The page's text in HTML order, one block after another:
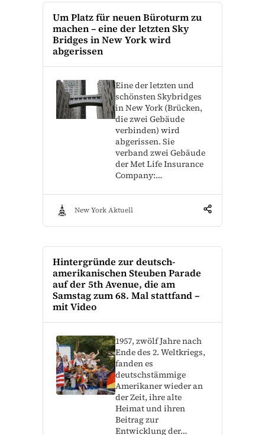
Um Platz für neuen Büroturm zu
machen – eine der letzten Sky
Bridges in New York wird
abgerissen
Eine der letzten und
schönsten Skybridges
in New York (Brücken,
die zwei Gebäude
verbinden) wird
abgerissen. Sie
verband zwei Gebäude
der Met Life Insurance
Company:…
New York Aktuell
Hintergründe zur deutsch-
amerikanischen Steuben Parade
auf der 5th Avenue, die am
Samstag zum 68. Mal stattfand –
mit Video
1957, zwölf Jahre nach
Ende des 2. Weltkriegs,
fanden es
deutschstämmige
Amerikaner wieder an
der Zeit, ihre alte
Heimat und ihren
Beitrag zur
Entwicklung der…